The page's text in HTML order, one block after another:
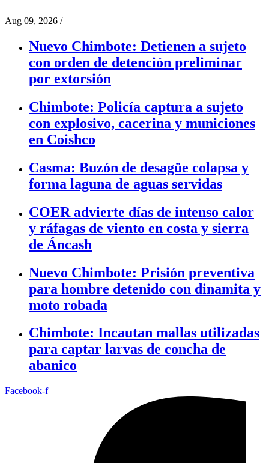
Aug 09, 2026 /
Nuevo Chimbote: Detienen a sujeto
con orden de detención preliminar
por extorsión
Chimbote: Policía captura a sujeto
con explosivo, cacerina y municiones
en Coishco
Casma: Buzón de desagüe colapsa y
forma laguna de aguas servidas
COER advierte días de intenso calor
y ráfagas de viento en costa y sierra
de Áncash
Nuevo Chimbote: Prisión preventiva
para hombre detenido con dinamita y
moto robada
Chimbote: Incautan mallas utilizadas
para captar larvas de concha de
abanico
Facebook-f